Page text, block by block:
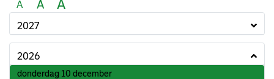
A A A
2027
2026
donderdag 10 december2026